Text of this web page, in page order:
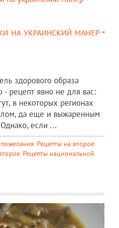
на украинский манер -
здорового образа
рецепт явно не для вас:
в некоторых регионах
да еще и выжаренным
если ...
, Рецепты на второе,
, Рецепты национальной